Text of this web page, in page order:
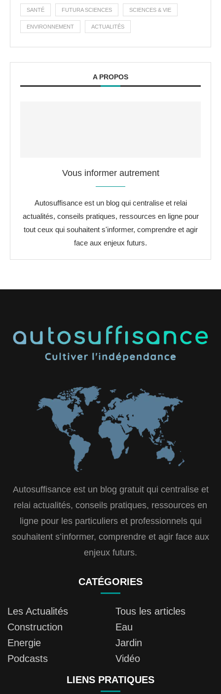
SANTÉ FUTURA SCIENCES SCIENCES & VIE
ENVIRONNEMENT ACTUALITÉS
A PROPOS
Vous informer autrement
Autosuffisance est un blog qui centralise et relai
actualités, conseils pratiques, ressources en ligne pour
tout ceux qui souhaitent s'informer, comprendre et agir
face aux enjeux futurs.
Autosuffisance est un blog gratuit qui centralise et
relai actualités, conseils pratiques, ressources en
ligne pour les particuliers et professionnels qui
souhaitent s’informer, comprendre et agir face aux
enjeux futurs.
CATÉGORIES
Les Actualités
Tous les articles
Construction
Eau
Energie
Jardin
Podcasts
Vidéo
LIENS PRATIQUES